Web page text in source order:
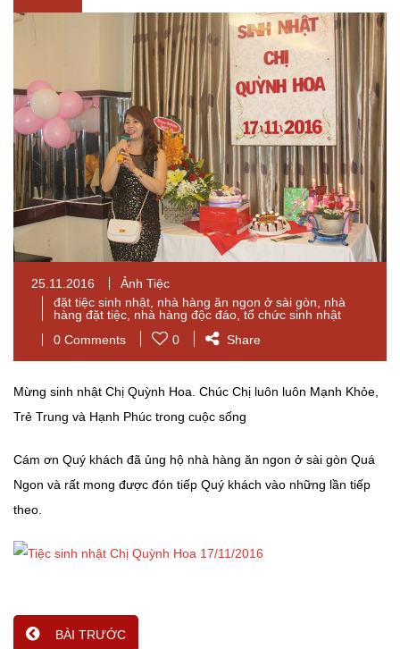
25.11.2016
Ảnh Tiệc
đặt tiệc sinh nhật nhà hàng ăn ngon ở sài gòn
nhà
hàng đặt tiệc nhà hàng độc đáo tổ chức sinh nhật
0 Comments
0 Share
Mừng sinh nhật Chị Quỳnh Hoa. Chúc Chị luôn luôn Mạnh Khỏe,
Trẻ Trung và Hạnh Phúc trong cuộc sống
Cám ơn Quý khách đã ủng hộ nhà hàng ăn ngon ở sài gòn Quá
Ngon và rất mong được đón tiếp Quý khách vào những lần tiếp
theo.
BÀI TRƯỚC